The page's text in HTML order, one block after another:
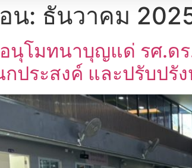
น: ธันวาคม
นุโมทนาบุญแด่ รศ.ด
กประสงค์ และปรับปรั